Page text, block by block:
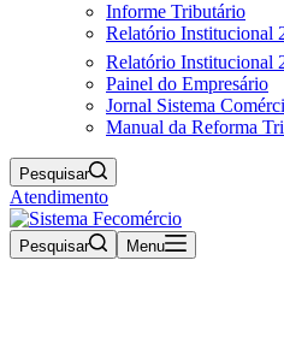
Informe Tributário
Relatório Institucional
Relatório Institucional
Painel do Empresário
Jornal Sistema
Manual da Reforma
Pesquisar
Atendimento
Pesquisar Menu